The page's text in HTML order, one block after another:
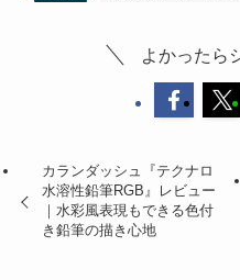
よかったら
カランダッシュ『テクナロ
水溶性鉛筆RGB』レビュー
｜水彩風表現もできる色付
き鉛筆の描き心地